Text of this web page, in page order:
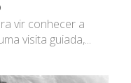
vir conhecer a
visita guiada,...